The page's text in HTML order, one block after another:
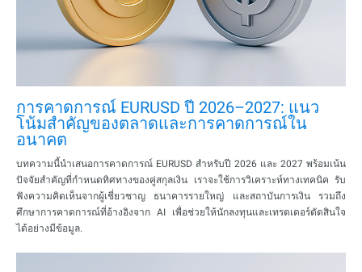
การคาดการณ์ EURUSD ปี 2026–2027: แนว
โน้มสำคัญของตลาดและการคาดการณ์ใน
อนาคต
บทความนี้นำเสนอการคาดการณ์ EURUSD สำหรับปี 2026 และ 2027 พร้อมเน้น
ปัจจัยสำคัญที่กำหนดทิศทางของคู่สกุลเงิน เราจะใช้การวิเคราะห์ทางเทคนิค รับ
ฟังความคิดเห็นจากผู้เชี่ยวชาญ ธนาคารรายใหญ่ และสถาบันการเงิน รวมถึง
ศึกษาการคาดการณ์ที่อ้างอิงจาก AI เพื่อช่วยให้นักลงทุนและเทรดเดอร์ตัดสินใจ
ได้อย่างมีข้อมูล.